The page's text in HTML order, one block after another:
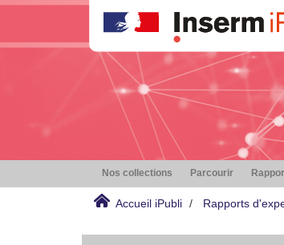
Nos collections Parcourir
Accueil iPubli Rapports